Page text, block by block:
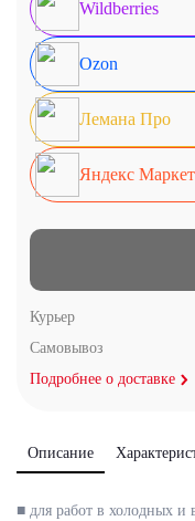
Wildberries
Ozon
Лемана Про
Яндекс Маркет
Курьер
Самовывоз
Подробнее о доставке
Описание
■ для работ в холодных и